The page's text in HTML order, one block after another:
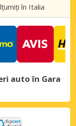
în Italia
auto în Gara